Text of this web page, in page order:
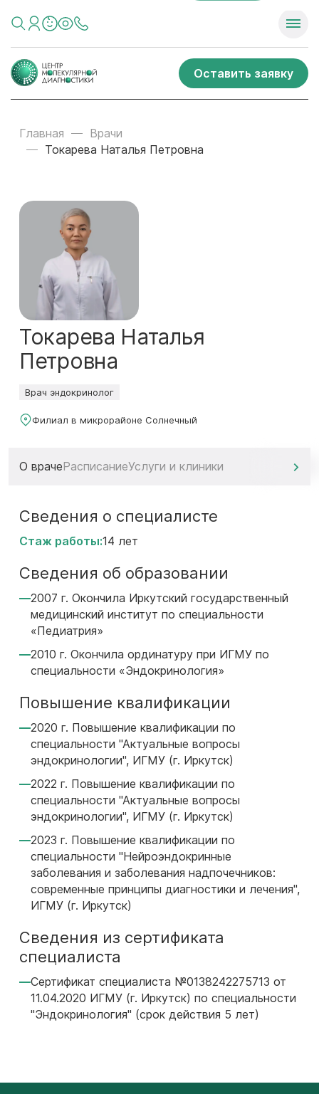
Оставить заявку
Главная
Врачи
Токарева Наталья Петровна
Токарева Наталья
Петровна
Врач эндокринолог
Филиал в микрорайоне Солнечный
О врачеРасписаниеУслуги и клиники
Сведения о специалисте
Стаж работы:14 лет
Сведения об образовании
2007 г. Окончила Иркутский государственный
медицинский институт по специальности
«Педиатрия»
2010 г. Окончила ординатуру при ИГМУ по
специальности «Эндокринология»
Повышение квалификации
2020 г. Повышение квалификации по
специальности "Актуальные вопросы
эндокринологии", ИГМУ (г. Иркутск)
2022 г. Повышение квалификации по
специальности "Актуальные вопросы
эндокринологии", ИГМУ (г. Иркутск)
2023 г. Повышение квалификации по
специальности "Нейроэндокринные
заболевания и заболевания надпочечников:
современные принципы диагностики и лечения",
ИГМУ (г. Иркутск)
Сведения из сертификата
специалиста
Сертификат специалиста №0138242275713 от
11.04.2020 ИГМУ (г. Иркутск) по специальности
"Эндокринология" (срок действия 5 лет)